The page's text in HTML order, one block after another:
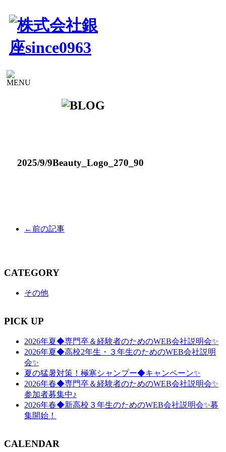
2025/9/9Beauty_Logo_270_90
←前の記事
CATEGORY
その他
PICK UP
2026年夏◆専門卒＆経験者のためのWEB会社説明会✨
2026年夏◆高校2年生・３年生のためのWEB会社説明
会✨
夏の猛暑対策！極寒シャンプー◆キャンペーン✨
2026年春◆専門卒＆経験者のためのWEB会社説明会✨
参加者募集中♪
2026年春◆新高校３年生のためのWEB会社説明会✨募
集開始！
CALENDAR